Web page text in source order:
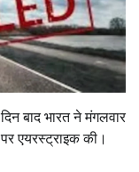
बाद भारत ने मंगलवार
एयरस्ट्राइक की।